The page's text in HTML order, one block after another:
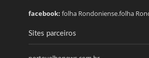
facebook: folha Rondoniense.folha
Sites parceiros